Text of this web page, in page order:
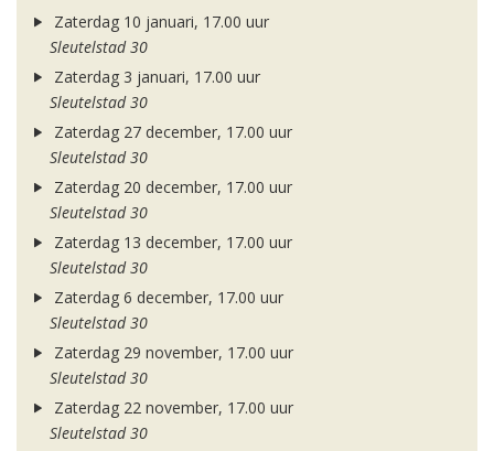
Zaterdag 10 januari, 17.00 uur
Sleutelstad 30
Zaterdag 3 januari, 17.00 uur
Sleutelstad 30
Zaterdag 27 december, 17.00 uur
Sleutelstad 30
Zaterdag 20 december, 17.00 uur
Sleutelstad 30
Zaterdag 13 december, 17.00 uur
Sleutelstad 30
Zaterdag 6 december, 17.00 uur
Sleutelstad 30
Zaterdag 29 november, 17.00 uur
Sleutelstad 30
Zaterdag 22 november, 17.00 uur
Sleutelstad 30